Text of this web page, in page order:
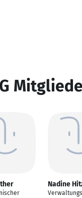
Nadine